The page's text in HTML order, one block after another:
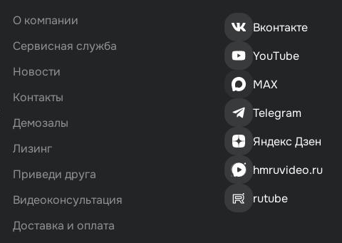
О компании
Сервисная служба
Новости
Контакты
Демозалы
Лизинг
Приведи друга
Видеоконсультация
Доставка и оплата
Вконтакте
YouTube
MAX
Telegram
Яндекс Дзен
hmruvideo.ru
rutube